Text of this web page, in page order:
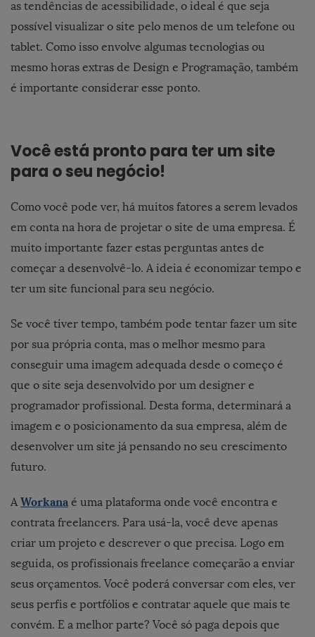
as tendências de acessibilidade, o ideal é que seja
possível visualizar o site pelo menos de um telefone ou
tablet. Como isso envolve algumas tecnologias ou
mesmo horas extras de Design e Programação, também
é importante considerar esse ponto.
Você está pronto para ter um site
para o seu negócio!
Como você pode ver, há muitos fatores a serem levados
em conta na hora de projetar o site de uma empresa. É
muito importante fazer estas perguntas antes de
começar a desenvolvê-lo. A ideia é economizar tempo e
ter um site funcional para seu negócio.
Se você tiver tempo, também pode tentar fazer um site
por sua própria conta, mas o melhor mesmo para
conseguir uma imagem adequada desde o começo é
que o site seja desenvolvido por um designer e
programador profissional. Desta forma, determinará a
imagem e o posicionamento da sua empresa, além de
desenvolver um site já pensando no seu crescimento
futuro.
A Workana é uma plataforma onde você encontra e
contrata freelancers. Para usá-la, você deve apenas
criar um projeto e descrever o que precisa. Logo em
seguida, os profissionais freelance começarão a enviar
seus orçamentos. Você poderá conversar com eles, ver
seus perfis e portfólios e contratar aquele que mais te
convém. E a melhor parte? Você só paga depois que